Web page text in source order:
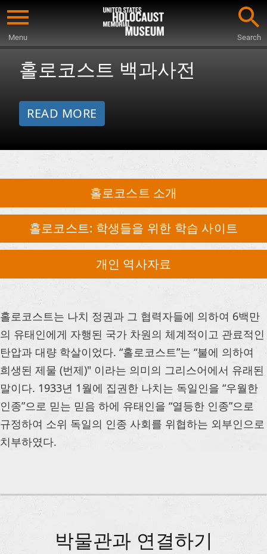
Skip
main
content
Menu Search
Start
한
국
어
자
료
홀로코스트 백과사전
READ MORE
홀로코스트 소개
홀로코스트: 학생들을 위한 학습 사이트
개인 역사자료
홀로코스트는 나치 정권과 그 협력자들에 의하여 6백만
의 유태인에게 자행된 국가 차원의 체계적이고 관료적인
탄압과 대량 학살이었다. “홀로코스트”는 “불에 의하여
희생된 제물 (번제)" 이라는 의미의 그리스어에서 유래된
말이다. 1933년 1월에 집권한 나치는 독일인을 “우월한
인종”으로 믿는 믿음 하에 유태인을 “열등한 인종”으로
규정하여 소위 독일의 인종 사회를 위협하는 외부인으로
치부하였다.
박물관과 연결하기